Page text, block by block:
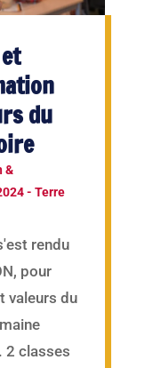
du
&
- Terre
rendu
pour
valeurs du
2 classes